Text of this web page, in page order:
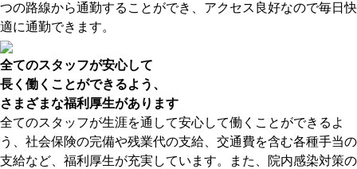
つの路線から通勤することができ、アクセス良好なので毎日快
適に通勤できます。
全てのスタッフが安心して
長く働くことができるよう、
さまざまな福利厚生があります
全てのスタッフが生涯を通して安心して働くことができるよ
う、社会保険の完備や残業代の支給、交通費を含む各種手当の
支給など、福利厚生が充実しています。また、院内感染対策の